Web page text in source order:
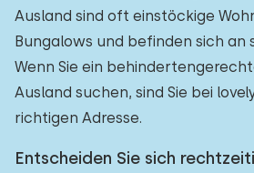
Ausland sind oft einstöckige
Bungalows und befinden sich an
Wenn Sie ein
Ausland suchen, sind Sie bei
richtigen Adresse.
Entscheiden Sie sich